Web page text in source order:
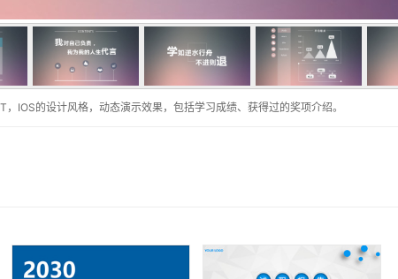
IOS的设计风格，动态演示效果，包括学习成绩、获得过的奖项介绍。